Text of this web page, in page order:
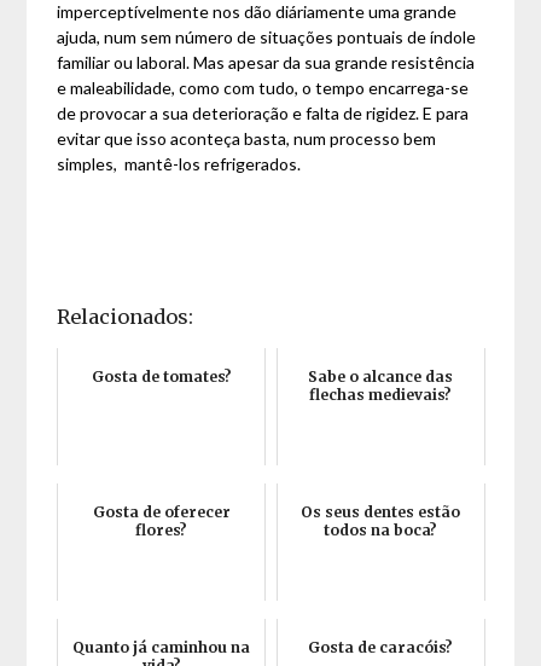
imperceptívelmente nos dão diáriamente uma grande
ajuda, num sem número de situações pontuais de índole
familiar ou laboral. Mas apesar da sua grande resistência
e maleabilidade, como com tudo, o tempo encarrega-se
de provocar a sua deterioração e falta de rigidez. E para
evitar que isso aconteça basta, num processo bem
simples, mantê-los refrigerados.
Relacionados:
Gosta de tomates?
Sabe o alcance das
flechas medievais?
Gosta de oferecer
flores?
Os seus dentes estão
todos na boca?
Quanto já caminhou na
Gosta de caracóis?